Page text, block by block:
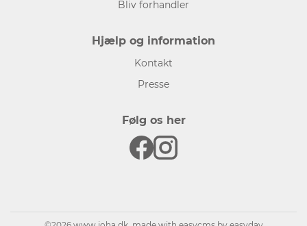
Bliv forhandler
Hjælp og information
Kontakt
Presse
Følg os her